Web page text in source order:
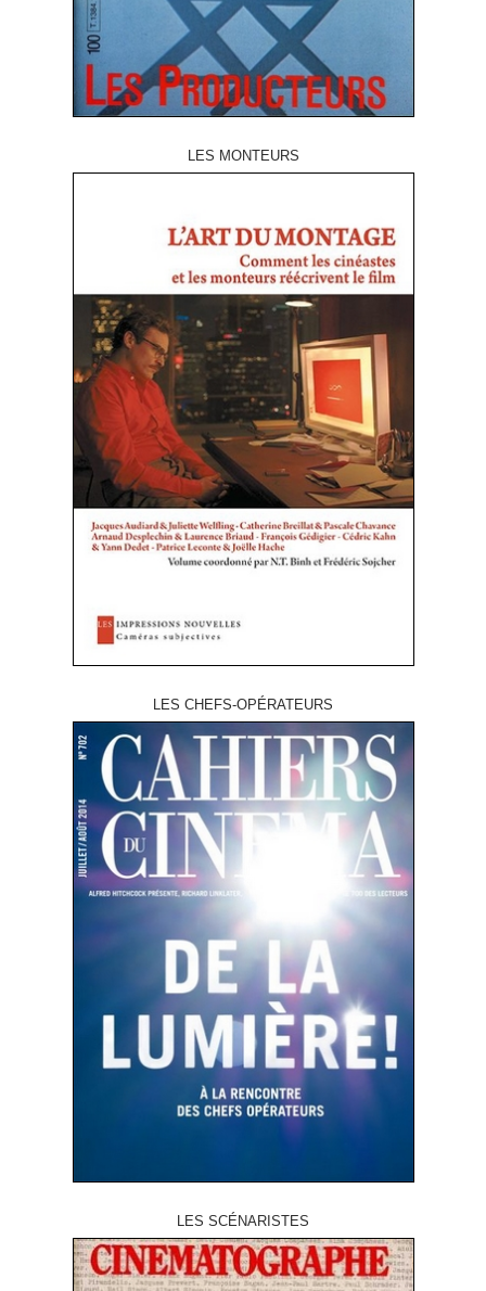
LES MONTEURS
LES CHEFS-OPÉRATEURS
LES SCÉNARISTES